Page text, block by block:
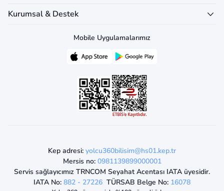
Kurumsal & Destek
Mobile Uygulamalarımız
Kep adresi: yolcu360bilisim@hs01.kep.tr
Mersis no: 0981139899000001
Servis sağlayıcımız TRNCOM Seyahat Acentası IATA üyesidir.
IATA No: 882 - 27226 TÜRSAB Belge No: 16078